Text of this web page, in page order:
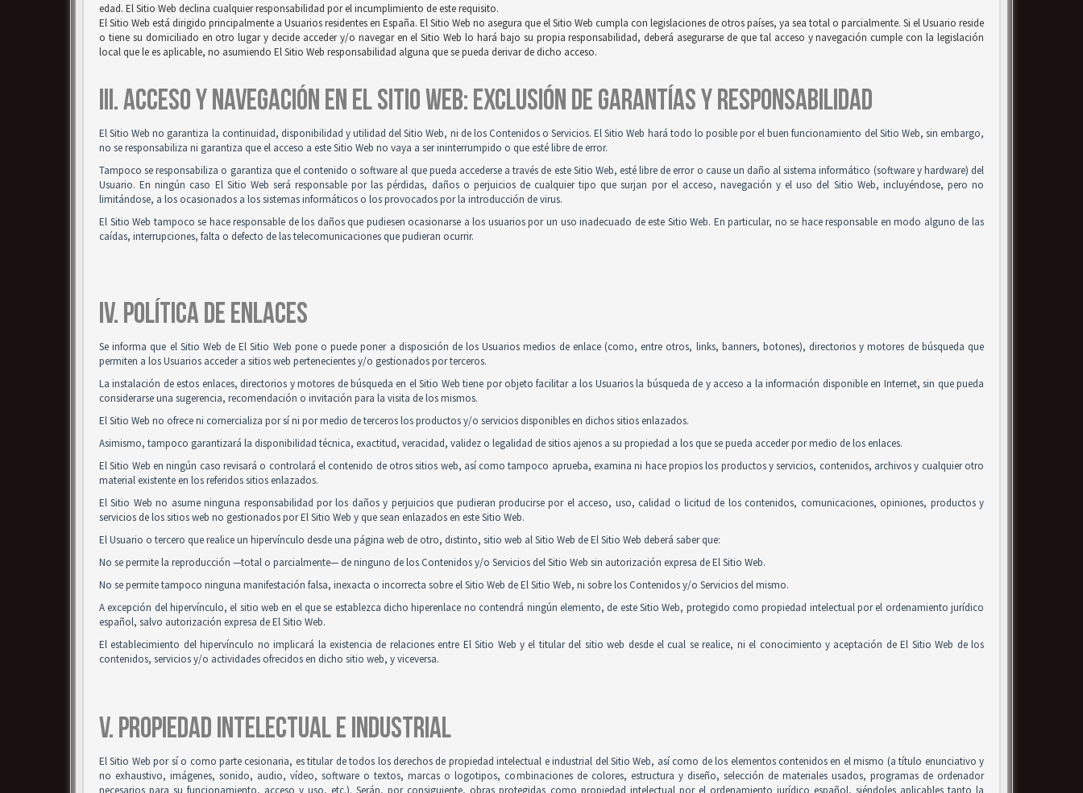
edad. El Sitio Web declina cualquier responsabilidad por el incumplimiento de este requisito.
El Sitio Web está dirigido principalmente a Usuarios residentes en España. El Sitio Web no asegura que el Sitio Web cumpla con legislaciones de otros países, ya sea total o parcialmente. Si el Usuario reside
o tiene su domiciliado en otro lugar y decide acceder y/o navegar en el Sitio Web lo hará bajo su propia responsabilidad, deberá asegurarse de que tal acceso y navegación cumple con la legislación
local que le es aplicable, no asumiendo El Sitio Web responsabilidad alguna que se pueda derivar de dicho acceso.
III. ACCESO Y NAVEGACIÓN EN EL SITIO WEB: EXCLUSIÓN DE GARANTÍAS Y RESPONSABILIDAD
El Sitio Web no garantiza la continuidad, disponibilidad y utilidad del Sitio Web, ni de los Contenidos o Servicios. El Sitio Web hará todo lo posible por el buen funcionamiento del Sitio Web, sin embargo,
no se responsabiliza ni garantiza que el acceso a este Sitio Web no vaya a ser ininterrumpido o que esté libre de error.
Tampoco se responsabiliza o garantiza que el contenido o software al que pueda accederse a través de este Sitio Web, esté libre de error o cause un daño al sistema informático (software y hardware) del
Usuario. En ningún caso El Sitio Web será responsable por las pérdidas, daños o perjuicios de cualquier tipo que surjan por el acceso, navegación y el uso del Sitio Web, incluyéndose, pero no
limitándose, a los ocasionados a los sistemas informáticos o los provocados por la introducción de virus.
El Sitio Web tampoco se hace responsable de los daños que pudiesen ocasionarse a los usuarios por un uso inadecuado de este Sitio Web. En particular, no se hace responsable en modo alguno de las
caídas, interrupciones, falta o defecto de las telecomunicaciones que pudieran ocurrir.
IV. POLÍTICA DE ENLACES
Se informa que el Sitio Web de El Sitio Web pone o puede poner a disposición de los Usuarios medios de enlace (como, entre otros, links, banners, botones), directorios y motores de búsqueda que
permiten a los Usuarios acceder a sitios web pertenecientes y/o gestionados por terceros.
La instalación de estos enlaces, directorios y motores de búsqueda en el Sitio Web tiene por objeto facilitar a los Usuarios la búsqueda de y acceso a la información disponible en Internet, sin que pueda
considerarse una sugerencia, recomendación o invitación para la visita de los mismos.
El Sitio Web no ofrece ni comercializa por sí ni por medio de terceros los productos y/o servicios disponibles en dichos sitios enlazados.
Asimismo, tampoco garantizará la disponibilidad técnica, exactitud, veracidad, validez o legalidad de sitios ajenos a su propiedad a los que se pueda acceder por medio de los enlaces.
El Sitio Web en ningún caso revisará o controlará el contenido de otros sitios web, así como tampoco aprueba, examina ni hace propios los productos y servicios, contenidos, archivos y cualquier otro
material existente en los referidos sitios enlazados.
El Sitio Web no asume ninguna responsabilidad por los daños y perjuicios que pudieran producirse por el acceso, uso, calidad o licitud de los contenidos, comunicaciones, opiniones, productos y
servicios de los sitios web no gestionados por El Sitio Web y que sean enlazados en este Sitio Web.
El Usuario o tercero que realice un hipervínculo desde una página web de otro, distinto, sitio web al Sitio Web de El Sitio Web deberá saber que:
No se permite la reproducción —total o parcialmente— de ninguno de los Contenidos y/o Servicios del Sitio Web sin autorización expresa de El Sitio Web.
No se permite tampoco ninguna manifestación falsa, inexacta o incorrecta sobre el Sitio Web de El Sitio Web, ni sobre los Contenidos y/o Servicios del mismo.
A excepción del hipervínculo, el sitio web en el que se establezca dicho hiperenlace no contendrá ningún elemento, de este Sitio Web, protegido como propiedad intelectual por el ordenamiento jurídico
español, salvo autorización expresa de El Sitio Web.
El establecimiento del hipervínculo no implicará la existencia de relaciones entre El Sitio Web y el titular del sitio web desde el cual se realice, ni el conocimiento y aceptación de El Sitio Web de los
contenidos, servicios y/o actividades ofrecidos en dicho sitio web, y viceversa.
V. PROPIEDAD INTELECTUAL E INDUSTRIAL
El Sitio Web por sí o como parte cesionaria, es titular de todos los derechos de propiedad intelectual e industrial del Sitio Web, así como de los elementos contenidos en el mismo (a título enunciativo y
no exhaustivo, imágenes, sonido, audio, vídeo, software o textos, marcas o logotipos, combinaciones de colores, estructura y diseño, selección de materiales usados, programas de ordenador
necesarios para su funcionamiento, acceso y uso, etc.). Serán, por consiguiente, obras protegidas como propiedad intelectual por el ordenamiento jurídico español, siéndoles aplicables tanto la